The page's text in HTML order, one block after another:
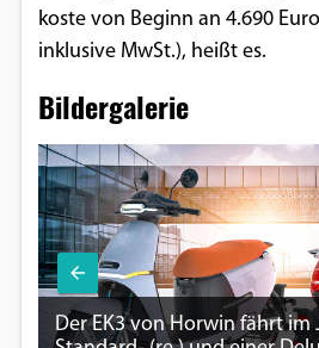
koste von Beginn an 4.690
inklusive MwSt.), heißt es.
Bildergalerie
Der EK3 von Horwin fährt im